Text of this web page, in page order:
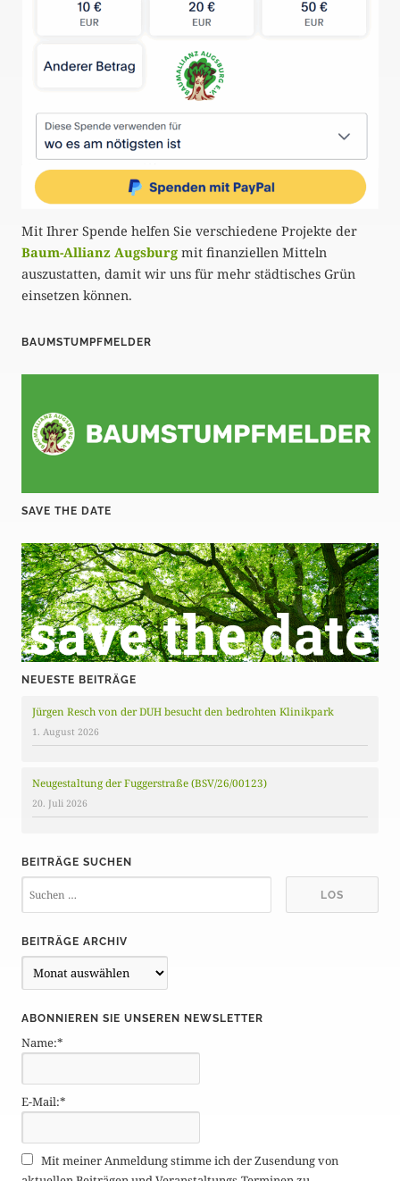
Mit Ihrer Spende helfen Sie verschiedene Projekte der
Baum-Allianz Augsburg mit finanziellen Mitteln
auszustatten, damit wir uns für mehr städtisches Grün
einsetzen können.
BAUMSTUMPFMELDER
SAVE THE DATE
NEUESTE BEITRÄGE
Jürgen Resch von der DUH besucht den bedrohten Klinikpark
1. August 2026
Neugestaltung der Fuggerstraße (BSV/26/00123)
20. Juli 2026
BEITRÄGE SUCHEN
BEITRÄGE ARCHIV
e
t
r
g
e
r
c
ABONNIEREN SIE UNSEREN NEWSLETTER
Name:*
E-Mail:*
Mit meiner Anmeldung stimme ich der Zusendung von